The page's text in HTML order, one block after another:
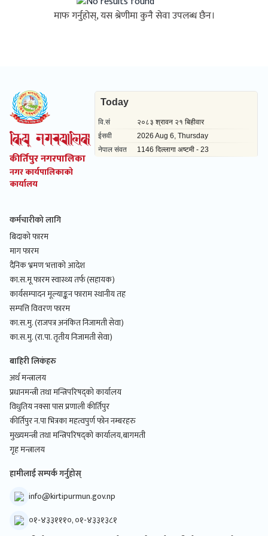
माफ गर्नुहोस्, यस श्रेणीमा कुनै सेवा उपलब्ध छैन।
कीर्तिपुर नगरपालिका
नगर कार्यपालिकाको
कार्यालय
कर्मचारीको लागि
बिदाको फारम
माग फारम
दैनिक भ्रमण भत्ताको आदेश
का.स.मू फारम स्वास्थ्य तर्फ (सहायक)
कार्यसम्पादन मूल्याङ्कन फाराम स्थानीय तह
सम्पत्ति विवरण फारम
का.स.मु. (राजपत्र अनंकित निजामती सेवा)
का.स.मु. (रा.पा. तृतीय निजामती सेवा)
बाहिरी लिकंहरु
अर्थ मन्त्रालय
प्रधानमन्त्री तथा मन्त्रिपरिषद्को कार्यालय
विधुतिय नक्सा पास प्रणाली कीर्तिपुर
कीर्तिपुर न.पा भित्रका महत्वपुर्ण फोन नम्बरहरु
मुख्यमन्त्री तथा मन्त्रिपरिषद्को कार्यालय,बागमती
गृह मन्त्रालय
हामीलाई सम्पर्क गर्नुहोस्
info@kirtipurmun.gov.np
०१-४३३१११०, ०१-४३३१३८१